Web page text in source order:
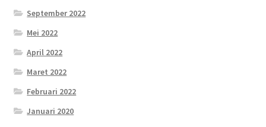
September 2022
Mei 2022
April 2022
Maret 2022
Februari 2022
Januari 2020